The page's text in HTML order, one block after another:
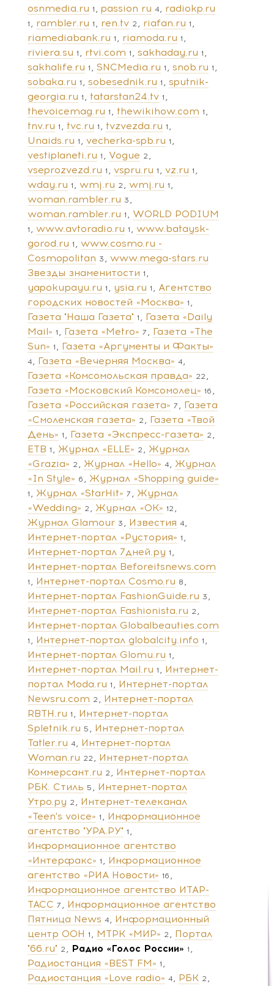
osnmedia.ru 1 passion ru 4 radiokp.ru
1 rambler.ru 1 ren.tv 2 riafan.ru 1
riamediabank.ru 1 riamoda.ru 1
riviera.su 1 rtvi.com 1 sakhaday.ru 1
sakhalife.ru 1 SNCMedia.ru 1 snob.ru 1
sobaka.ru 1 sobesednik.ru 1
sputnik-
georgia.ru 1 tatarstan24.tv 1
thevoicemag.ru 1 thewikihow.com 1
tnv.ru 1 tvc.ru 1 tvzvezda.ru 1
Unaids.ru 1 vecherka-spb.ru 1
vestiplaneti.ru 1 Vogue 2
vseprozvezd.ru 1 vspru.ru 1 vz.ru 1
wday.ru 1 wmj.ru 2 wmj.ru 1
woman.rambler.ru 3
woman.rambler.ru 1 WORLD PODIUM
1 www.avtoradio.ru 1
www.bataysk-
gorod.ru 1
www.cosmo.ru -
Cosmopolitan 3
www.mega-stars.ru
Звезды знаменитости 1
yapokupayu.ru 1 ysia.ru 1
Агентство
городских новостей «Москва» 1
Газета "Наша Газета" 1
Газета «Daily
Mail» 1 Газета «Metro» 7
Газета «The
Sun» 1 Газета «Аргументы и Факты»
4 Газета «Вечерняя Москва» 4
Газета «Комсомольская правда» 22
Газета «Московский Комсомолец» 16
Газета «Российская газета» 7
Газета
«Смоленская газета» 2
Газета «Твой
День» 1 Газета «Экспресс-газета» 2
ЕТВ 1 Журнал «ELLE» 2
Журнал
«Grazia» 2 Журнал «Hello» 4
Журнал
«In Style» 6 Журнал «Shopping guide»
1 Журнал «StarHit» 7
Журнал
«Wedding» 2 Журнал «ОК» 12
Журнал Glamour 3 Известия 4
Интернет-портал «Рустория» 1
Интернет-портал 7дней.ру 1
Интернет-портал Beforeitsnews.com
1 Интернет-портал Cosmo.ru 8
Интернет-портал FashionGuide.ru 3
Интернет-портал Fashionista.ru 2
Интернет-портал Globalbeauties.com
1 Интернет-портал globalcity.info 1
Интернет-портал Glomu.ru 1
Интернет-портал Mail.ru 1
Интернет-
портал Moda.ru 1
Интернет-портал
Newsru.com 2
Интернет-портал
RBTH.ru 1
Интернет-портал
Spletnik.ru 5
Интернет-портал
Tatler.ru 4
Интернет-портал
Woman.ru 22
Интернет-портал
Коммерсант.ru 2
Интернет-портал
РБК. Стиль 5
Интернет-портал
Утро.ру 2
Интернет-телеканал
«Teen's voice» 1
Информационное
агентство "УРА.РУ" 1
Информационное агентство
«Интерфакс» 1
Информационное
агентство «РИА Новости» 16
Информационное агентство ИТАР-
ТАСС 7
Информационное агентство
Пятница News 4
Информационный
центр ООН 1 МТРК «МИР» 2
Портал
"66.ru" 2 Радио «Голос России» 1
Радиостанция «BEST FM» 1
Радиостанция «Love radio» 4 РБК 2